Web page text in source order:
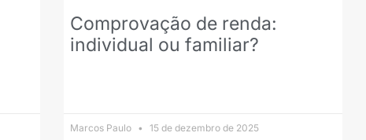
Comprovação de renda:
individual ou familiar?
Marcos Paulo 15 de dezembro de 2025